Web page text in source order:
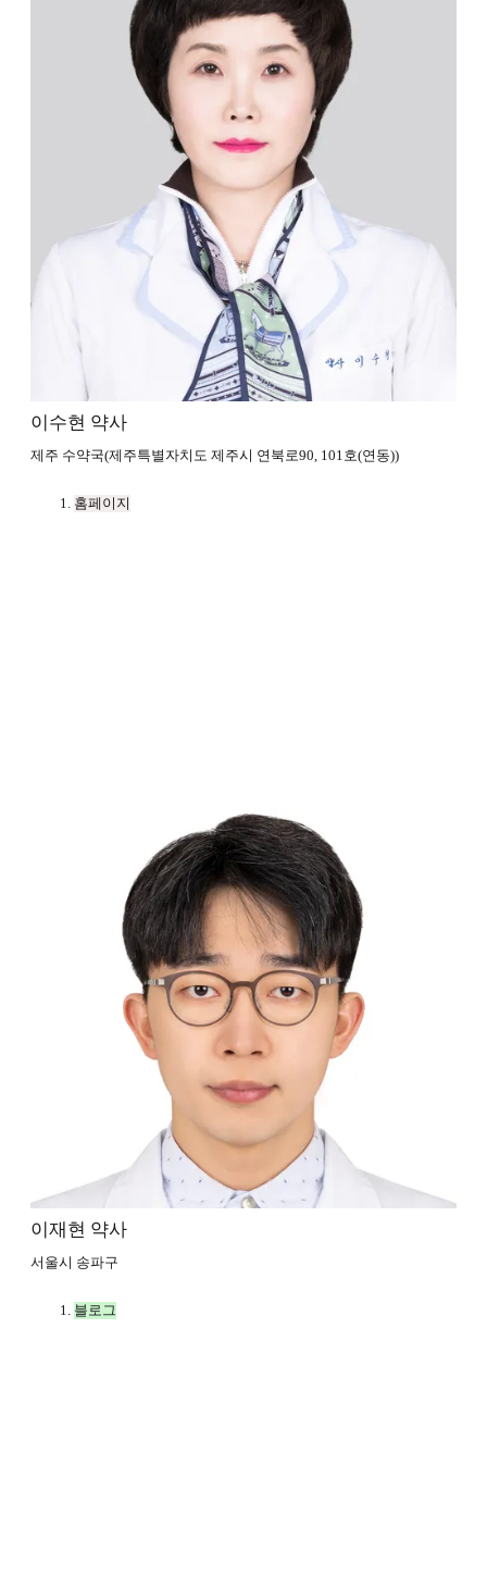
이수현 약사
제주 수약국(제주특별자치도 제주시 연북로90, 101호(연동))
홈페이지
이재현 약사
서울시 송파구
블로그